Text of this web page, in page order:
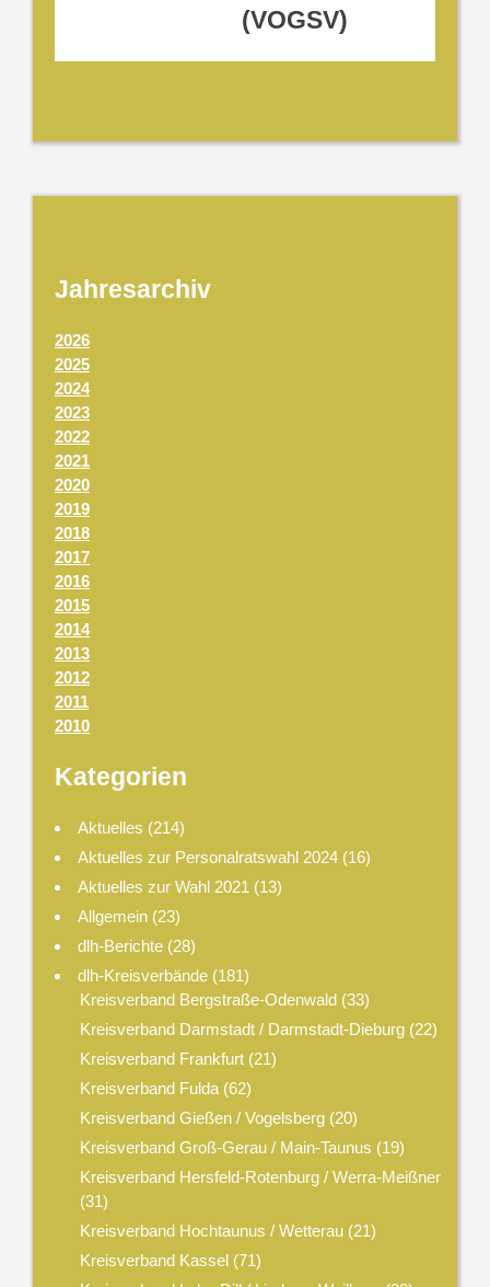
(VOGSV)
Jahresarchiv
2026
2025
2024
2023
2022
2021
2020
2019
2018
2017
2016
2015
2014
2013
2012
2011
2010
Kategorien
Aktuelles (214)
Aktuelles zur Personalratswahl 2024 (16)
Aktuelles zur Wahl 2021 (13)
Allgemein (23)
dlh-Berichte (28)
dlh-Kreisverbände (181)
Kreisverband Bergstraße-Odenwald(33)
Kreisverband Darmstadt / Darmstadt-Dieburg(22)
Kreisverband Frankfurt(21)
Kreisverband Fulda(62)
Kreisverband Gießen / Vogelsberg(20)
Kreisverband Groß-Gerau / Main-Taunus (19)
Kreisverband Hersfeld-Rotenburg / Werra-Meißner
(31)
Kreisverband Hochtaunus / Wetterau(21)
Kreisverband Kassel(71)